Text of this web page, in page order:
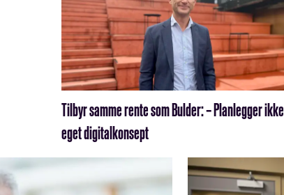
Tilbyr samme rente som Bulder: – Planlegger ikke
eget digitalkonsept